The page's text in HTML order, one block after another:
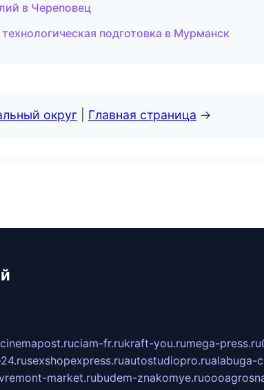
в Череповец
подготовка в Мурманск
округ Главная страница →
cinemapost.ruciam-fr.rukraft-you.rumega-press.ru
sexshopexpress.ruautostudiopro.rualabuga-
market.rubudem-znakomye.ru